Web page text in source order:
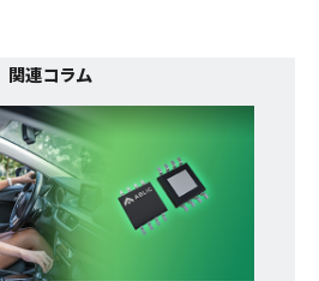
関連コラム